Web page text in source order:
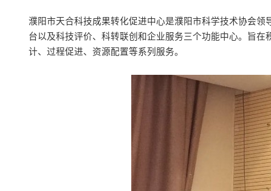
濮阳市天合科技成果转化促进中心是濮阳市科学技术协会
台以及科技评价、科转联创和企业服务三个功能中心。旨
计、过程促进、资源配置等系列服务。